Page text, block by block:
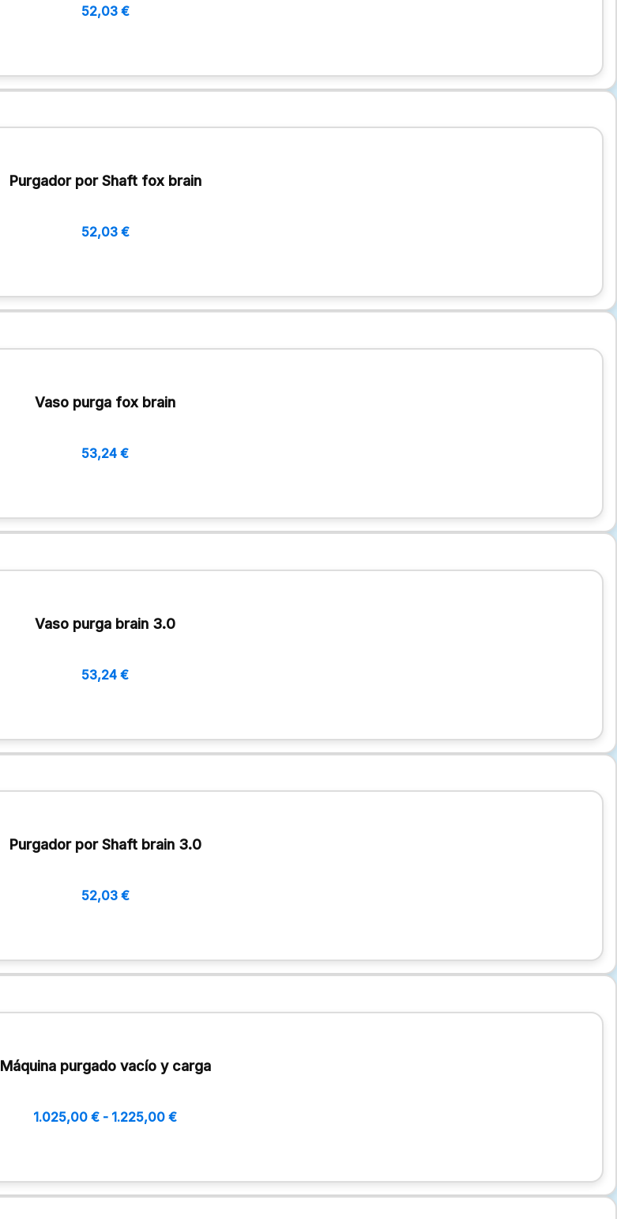
52,03 €
Purgador por Shaft fox brain
52,03 €
Vaso purga fox brain
53,24 €
Vaso purga brain 3.0
53,24 €
Purgador por Shaft brain 3.0
52,03 €
Máquina purgado vacío y carga
1.025,00 € - 1.225,00 €